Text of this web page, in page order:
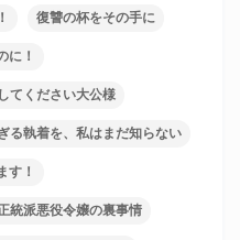
復讐の杯をその手に
に！
てください大公様
る執着を、私はまだ知らない
す！
統派悪役令嬢の裏事情